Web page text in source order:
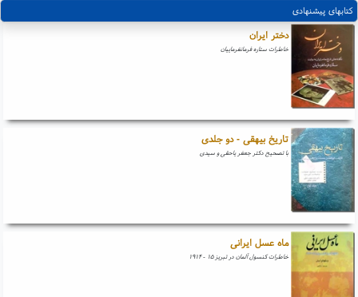
کتابهای پیشنهادی
دختر ایران
خاطرات ستاره فرمانفرماییان
تاریخ بیهقی - دو جلدی
با تصحیح دکتر جعفر یاحقی و سیدی
ماه عسل ایرانی
خاطرات کنسول آلمان در تبریز ۱۵ - ۱۹۱۴